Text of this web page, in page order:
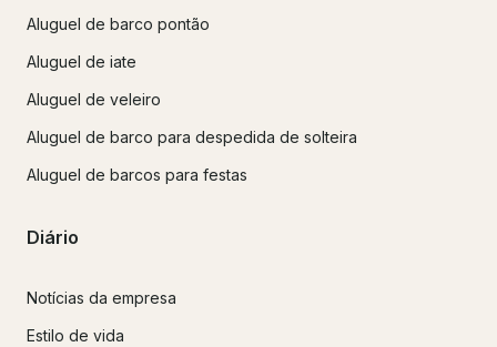
Aluguel de barco pontão
Aluguel de iate
Aluguel de veleiro
Aluguel de barco para despedida de solteira
Aluguel de barcos para festas
Diário
Notícias da empresa
Estilo de vida